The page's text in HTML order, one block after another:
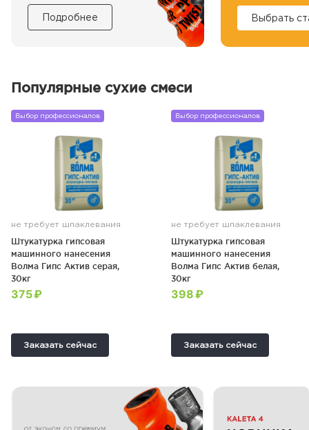
Подробнее Выбрать
Популярные сухие смеси
Выбор профессионалов
не требует шпаклевания
Штукатурка гипсовая
машинного нанесения
Волма Гипс Актив серая,
30кг
375 ₽
Заказать сейчас
Выбор профессионалов
не требует шпаклевания
Штукатурка гипсовая
машинного нанесения
Волма Гипс Актив белая,
30кг
398 ₽
Заказать сейчас